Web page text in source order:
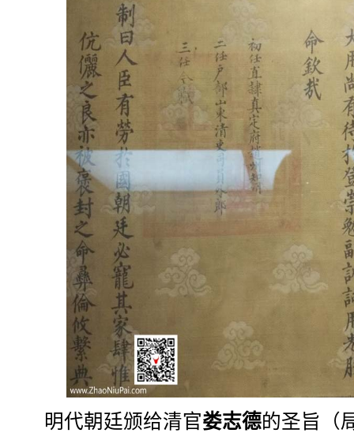
明代朝廷颁给清官娄志德的圣旨（